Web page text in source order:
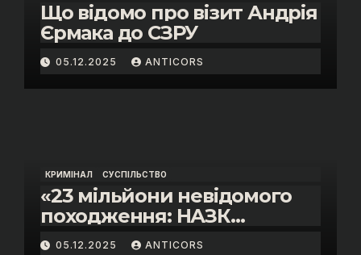
Що відомо про візит Андрія
Єрмака до СЗРУ
05.12.2025 ANTICORS
КРИМІНАЛ СУСПІЛЬСТВО
«23 мільйони невідомого
походження: НАЗК
викрило розкішне життя
05.12.2025 ANTICORS